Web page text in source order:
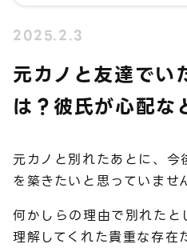
2025.2.3
元カノと友達でい
は？彼氏が心配な
元カノと別れたあとに、今
を築きたいと思っていませ
何かしらの理由で別れたと
理解してくれた貴重な存在